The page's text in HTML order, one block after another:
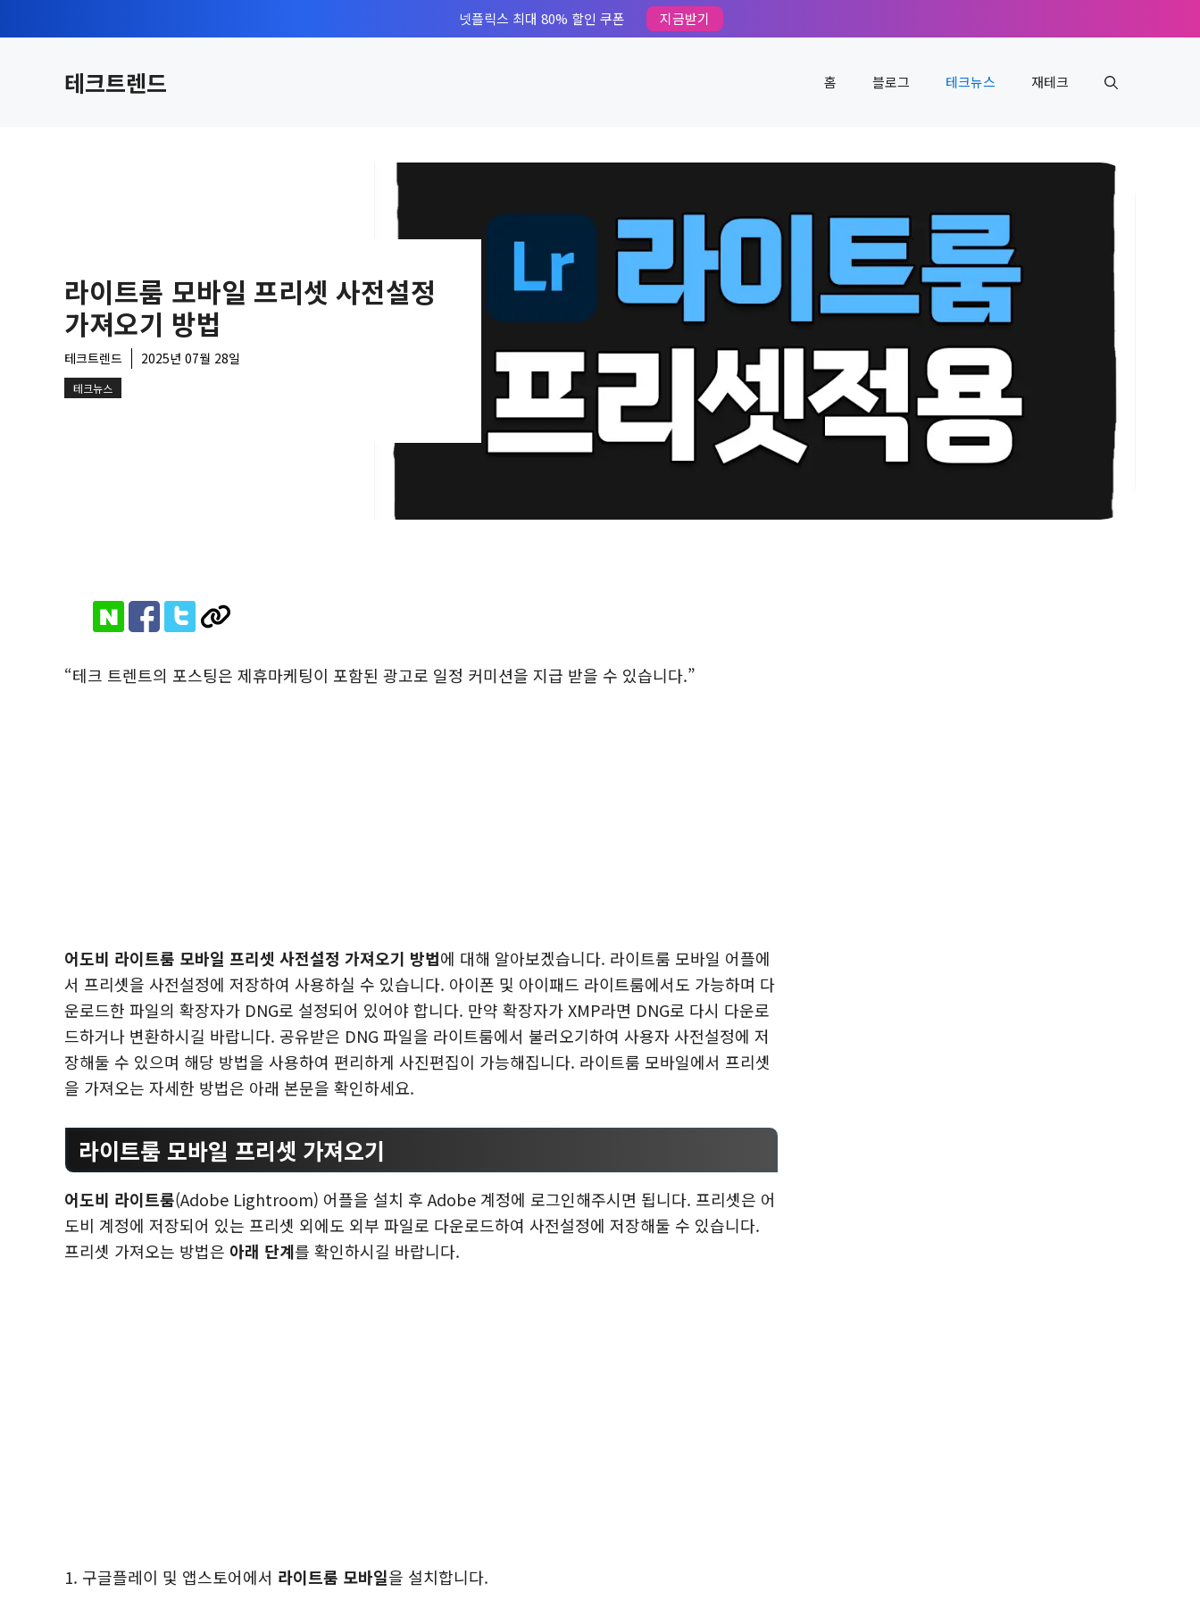
텐
넷플릭스 최대 80% 할인 쿠폰 지금받기
테크트렌드 홈 블로그 테크뉴스 재테크
라이트룸 모바일 프리셋 사전설정
가져오기 방법
테크트렌드 2025년 07월 28일
테크뉴스
“테크 트렌트의 포스팅은 제휴마케팅이 포함된 광고로 일정 커미션을 지급 받을 수 있습니다.”
어도비 라이트룸 모바일 프리셋 사전설정 가져오기 방법에 대해 알아보겠습니다. 라이트룸 모바일 어플에
서 프리셋을 사전설정에 저장하여 사용하실 수 있습니다. 아이폰 및 아이패드 라이트룸에서도 가능하며 다
운로드한 파일의 확장자가 DNG로 설정되어 있어야 합니다. 만약 확장자가 XMP라면 DNG로 다시 다운로
드하거나 변환하시길 바랍니다. 공유받은 DNG 파일을 라이트룸에서 불러오기하여 사용자 사전설정에 저
장해둘 수 있으며 해당 방법을 사용하여 편리하게 사진편집이 가능해집니다. 라이트룸 모바일에서 프리셋
을 가져오는 자세한 방법은 아래 본문을 확인하세요.
라이트룸 모바일 프리셋 가져오기
어도비 라이트룸(Adobe Lightroom) 어플을 설치 후 Adobe 계정에 로그인해주시면 됩니다. 프리셋은 어
도비 계정에 저장되어 있는 프리셋 외에도 외부 파일로 다운로드하여 사전설정에 저장해둘 수 있습니다.
프리셋 가져오는 방법은 아래 단계를 확인하시길 바랍니다.
1. 구글플레이 및 앱스토어에서 라이트룸 모바일을 설치합니다.